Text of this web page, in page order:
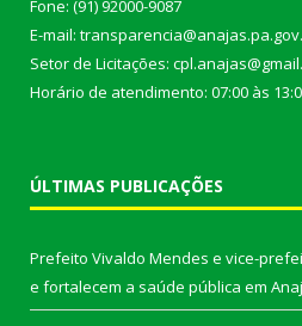
Fone: (91) 92000-9087
E-mail:
Setor de Licitações:
Horário de atendimento: 07:00 às
ÚLTIMAS PUBLICAÇÕES
Prefeito Vivaldo Mendes e vice-
e fortalecem a saúde pública em